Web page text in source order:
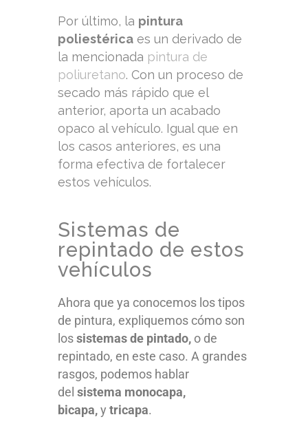
Por último, la pintura
poliestérica es un derivado de
la mencionada pintura de
poliuretano. Con un proceso de
secado más rápido que el
anterior, aporta un acabado
opaco al vehículo. Igual que en
los casos anteriores, es una
forma efectiva de fortalecer
estos vehículos.
Sistemas de
repintado de estos
vehículos
Ahora que ya conocemos los tipos
de pintura, expliquemos cómo son
lossistemas de pintado, o de
repintado, en este caso. A grandes
rasgos, podemos hablar
del sistema monocapa,
bicapa,y tricapa.